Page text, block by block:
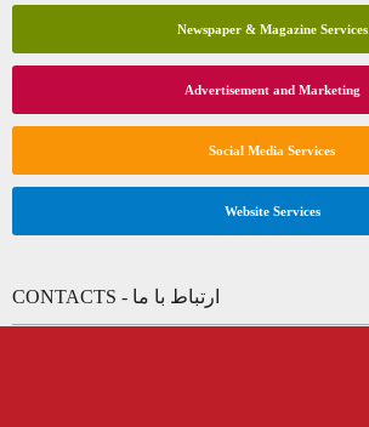
Newspaper & Magazine Services
Advertisement and Marketing
Social Media Services
Website Services
CONTACTS - ارتباط با ما